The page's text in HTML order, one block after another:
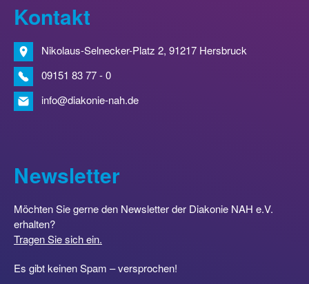
Kontakt
Nikolaus-Selnecker-Platz 2, 91217 Hersbruck
09151 83 77 - 0
info@diakonie-nah.de
Newsletter
Möchten Sie gerne den Newsletter der Diakonie NAH e.V.
erhalten?
Tragen Sie sich ein.
Es gibt keinen Spam – versprochen!